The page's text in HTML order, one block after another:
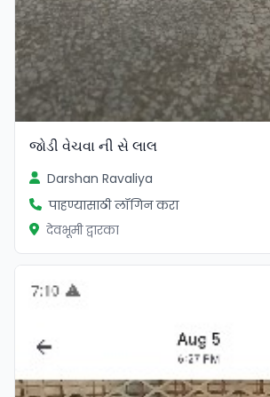
જોડી વેચવા ની સે લાલ
Darshan Ravaliya
पाहण्यासाठी लॉगिन करा
देवभूमी द्वारका